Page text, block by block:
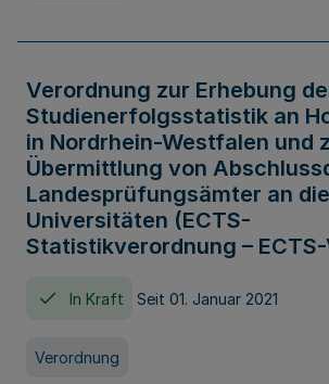
Verordnung zur Erhebung
Studienerfolgsstatistik an
in Nordrhein-Westfalen und
Übermittlung von
Landesprüfungsämter an die
Universitäten (ECTS-
Statistikverordnung – ECTS-
In Kraft Seit 01. Januar 2021
Verordnung